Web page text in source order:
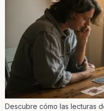
Descubre cómo las lecturas